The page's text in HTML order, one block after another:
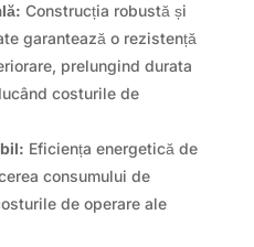
Construcția robustă și
garantează o rezistență
prelungind durata
costurile de
Eficiența energetică de
consumului de
de operare ale